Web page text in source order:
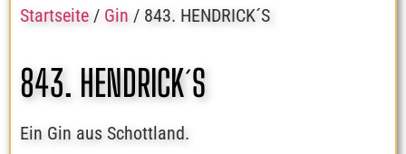
Startseite / Gin / 843. HENDRICK´S
843. HENDRICK´S
Ein Gin aus Schottland.